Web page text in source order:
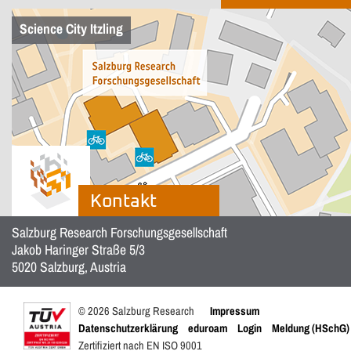
Kontakt
Salzburg Research Forschungsgesellschaft
Jakob Haringer Straße 5/3
5020 Salzburg, Austria
Science City Itzling
© 2026 Salzburg Research
Impressum
Datenschutzerklärung
eduroam Login
Meldung (HSchG)
Zertifiziert nach EN ISO 9001